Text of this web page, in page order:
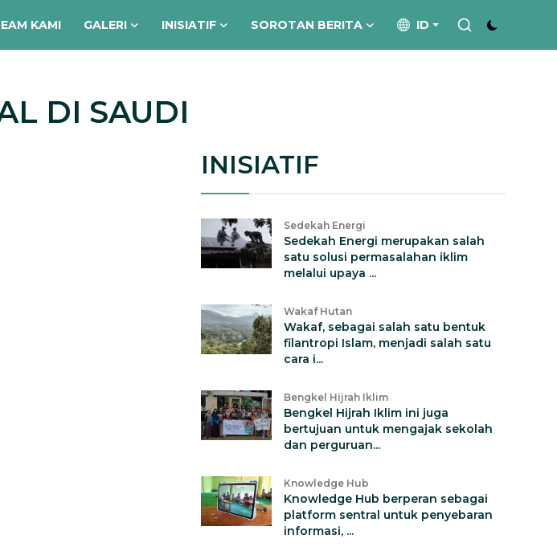
KAMI GALERI INISIATIF SOROTAN BERITA ID
DI SAUDI
INISIATIF
Sedekah Energi
Sedekah Energi merupakan salah
satu solusi permasalahan iklim
melalui upaya ...
Wakaf Hutan
Wakaf, sebagai salah satu bentuk
filantropi Islam, menjadi salah satu
cara i...
Bengkel Hijrah Iklim
Bengkel Hijrah Iklim ini juga
bertujuan untuk mengajak sekolah
dan perguruan...
Knowledge Hub
Knowledge Hub berperan sebagai
platform sentral untuk penyebaran
informasi, ...